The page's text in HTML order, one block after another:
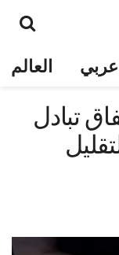
عربي العالم
تبادل